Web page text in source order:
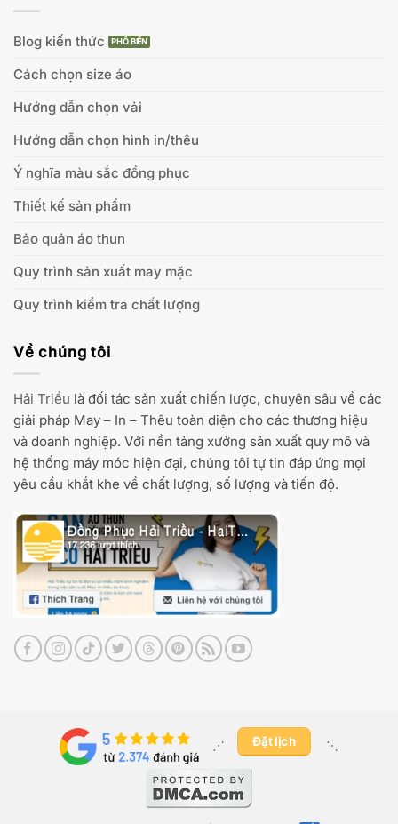
Blog kiến thức
Cách chọn size áo
Hướng dẫn chọn vải
Hướng dẫn chọn hình in/thêu
Ý nghĩa màu sắc đồng phục
Thiết kế sản phẩm
Bảo quản áo thun
Quy trình sản xuất may mặc
Quy trình kiểm tra chất lượng
Về chúng tôi
Hải Triều là đối tác sản xuất chiến lược, chuyên sâu về các
giải pháp May – In – Thêu toàn diện cho các thương hiệu
và doanh nghiệp. Với nền tảng xưởng sản xuất quy mô và
hệ thống máy móc hiện đại, chúng tôi tự tin đáp ứng mọi
yêu cầu khắt khe về chất lượng, số lượng và tiến độ.
⋰ ​ Đặt lịch ⋱